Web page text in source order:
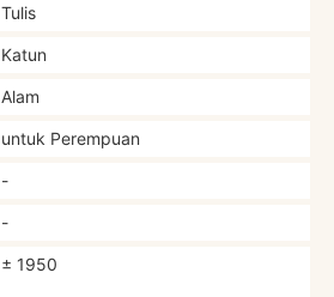
Tulis
Katun
Alam
untuk Perempuan
-
-
± 1950